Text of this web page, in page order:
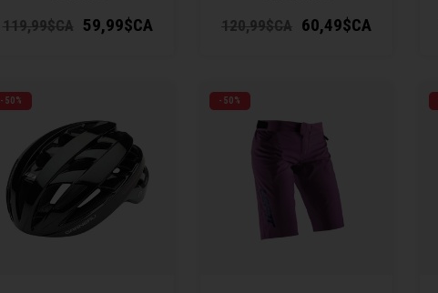
119,99$CA 59,99$CA 120,99$CA 60,49$CA
-50% -50%